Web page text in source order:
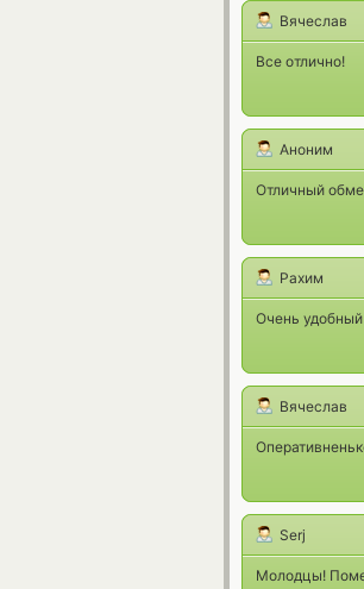
Вячеслав
Все отлично!
Аноним
Отличный
Рахим
Очень
Вячеслав
Serj
Молодцы!